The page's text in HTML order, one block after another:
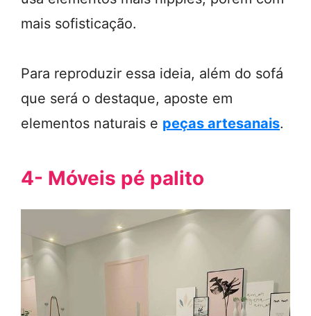
mais sofisticação.
Para reproduzir essa ideia, além do sofá
que será o destaque, aposte em
elementos naturais e peças artesanais.
4- Móveis pé palito